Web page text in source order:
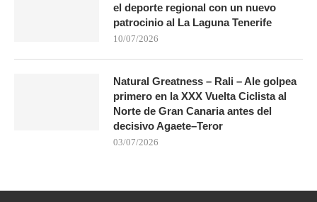
el deporte regional con un nuevo
patrocinio al La Laguna Tenerife
10/07/2026
Natural Greatness – Rali – Ale golpea
primero en la XXX Vuelta Ciclista al
Norte de Gran Canaria antes del
decisivo Agaete–Teror
03/07/2026